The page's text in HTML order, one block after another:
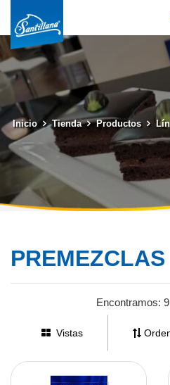
Inicio Tienda Productos
PREMEZCLAS
Encontramos:
Vistas